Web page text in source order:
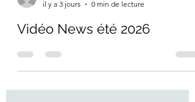
AS
il y a 3 jours
0 min de lecture
Vidéo News été 2026